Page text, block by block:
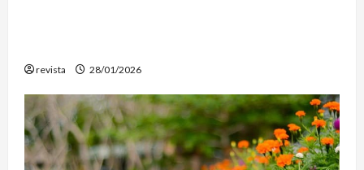
revista 28/01/2026